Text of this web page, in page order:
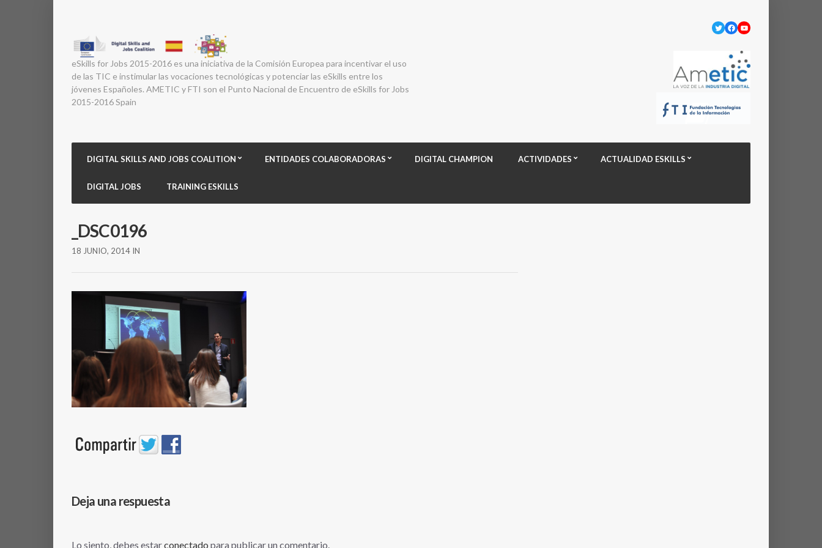
eSkills for Jobs 2015-2016 es una iniciativa de la Comisión Europea para incentivar el uso
de las TIC e instimular las vocaciones tecnológicas y potenciar las eSkills entre los
jóvenes Españoles. AMETIC y FTI son el Punto Nacional de Encuentro de eSkills for Jobs
2015-2016 Spain
Twitter
Facebook
YouTube
DIGITAL SKILLS AND JOBS COALITION ENTIDADES COLABORADORAS DIGITAL CHAMPION ACTIVIDADES ACTUALIDAD ESKILLS
DIGITAL JOBS TRAINING ESKILLS
_DSC0196
18 JUNIO, 2014 IN
Deja una respuesta
Lo siento, debes estarconectado para publicar un comentario.